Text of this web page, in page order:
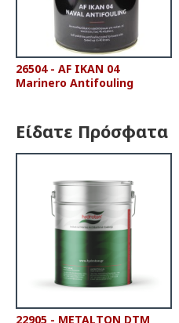
26504 - AF IKAN 04
Marinero Antifouling
Είδατε Πρόσφατα
22905 - METALTON DTM